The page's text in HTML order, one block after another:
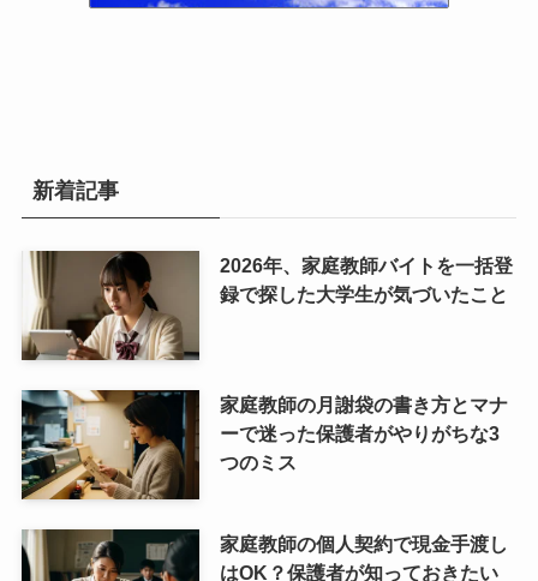
新着記事
2026年、家庭教師バイトを一括登
録で探した大学生が気づいたこと
家庭教師の月謝袋の書き方とマナ
ーで迷った保護者がやりがちな3
つのミス
家庭教師の個人契約で現金手渡し
はOK？保護者が知っておきたい